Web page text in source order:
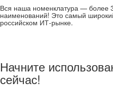
Вся наша номенклатура — более
наименований! Это самый
российском ИТ-рынке.
Начните
сейчас!